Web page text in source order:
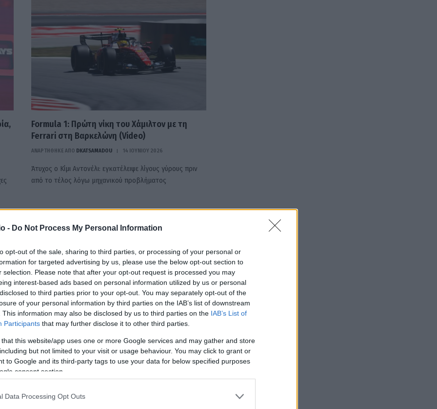
- Do Not Process My Personal Information
opt-out of the sale, sharing to third parties, or processing of your personal or
for targeted advertising by us, please use the below opt-out section to
selection. Please note that after your opt-out request is processed you may
interest-based ads based on personal information utilized by us or personal
to third parties prior to your opt-out. You may separately opt-out of the
of your personal information by third parties on the IAB’s list of downstream
This information may also be disclosed by us to third parties on the IAB’s List of
Participants that may further disclose it to other third parties.
that this website/app uses one or more Google services and may gather and store
but not limited to your visit or usage behaviour. You may click to grant or
to Google and its third-party tags to use your data for below specified purposes
consent section.
Data Processing Opt Outs
Formula 1: Πρώτη νίκη του Χάμιλτον με τη
Ferrari στη Βαρκελώνη (Video)
ΑΝΑΡΤΗΘΗΚΕ ΑΠΟ DKATSAMADOU 14 ΙΟΥΝΊΟΥ 2026
Άτυχος ο Κίμι Αντονέλι: εγκατέλειψε λίγους γύρους πριν
από το τέλος λόγω μηχανικού προβλήματος
Θρήνος στην F1: Έφυγε από τη ζωή ο θρυλικός
«πιλότος», Άλεξ Ζανάρντι
ΑΝΑΡΤΗΘΗΚΕ ΑΠΟ
από τη ζωή ο θρυλικός «πιλότος» Άλεξ Ζανάρντι, σε